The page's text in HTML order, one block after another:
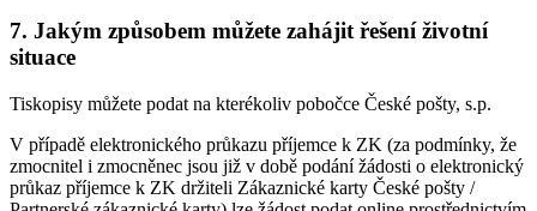
7. Jakým způsobem můžete zahájit řešení životní
situace
Tiskopisy můžete podat na kterékoliv pobočce České pošty, s.p.
V případě elektronického průkazu příjemce k ZK (za podmínky, že
zmocnitel i zmocněnec jsou již v době podání žádosti o elektronický
průkaz příjemce k ZK držiteli Zákaznické karty České pošty /